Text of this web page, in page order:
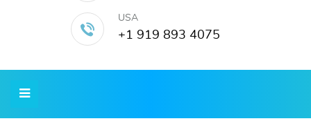
USA
+1 919 893 4075